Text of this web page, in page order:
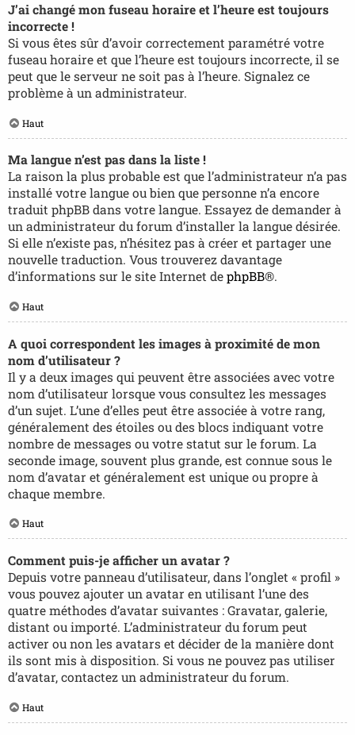
J’ai changé mon fuseau horaire et l’heure est toujours
incorrecte !
Si vous êtes sûr d’avoir correctement paramétré votre
fuseau horaire et que l’heure est toujours incorrecte, il se
peut que le serveur ne soit pas à l’heure. Signalez ce
problème à un administrateur.
Haut
Ma langue n’est pas dans la liste !
La raison la plus probable est que l’administrateur n’a pas
installé votre langue ou bien que personne n’a encore
traduit phpBB dans votre langue. Essayez de demander à
un administrateur du forum d’installer la langue désirée.
Si elle n’existe pas, n’hésitez pas à créer et partager une
nouvelle traduction. Vous trouverez davantage
d’informations sur le site Internet de phpBB®.
Haut
A quoi correspondent les images à proximité de mon
nom d’utilisateur ?
Il y a deux images qui peuvent être associées avec votre
nom d’utilisateur lorsque vous consultez les messages
d’un sujet. L’une d’elles peut être associée à votre rang,
généralement des étoiles ou des blocs indiquant votre
nombre de messages ou votre statut sur le forum. La
seconde image, souvent plus grande, est connue sous le
nom d’avatar et généralement est unique ou propre à
chaque membre.
Haut
Comment puis-je afficher un avatar ?
Depuis votre panneau d’utilisateur, dans l’onglet « profil »
vous pouvez ajouter un avatar en utilisant l’une des
quatre méthodes d’avatar suivantes : Gravatar, galerie,
distant ou importé. L’administrateur du forum peut
activer ou non les avatars et décider de la manière dont
ils sont mis à disposition. Si vous ne pouvez pas utiliser
d’avatar, contactez un administrateur du forum.
Haut